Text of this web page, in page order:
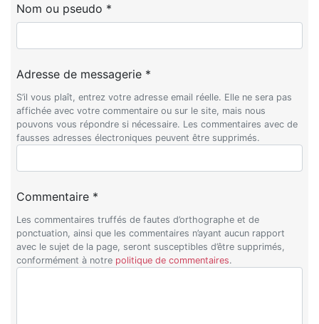
Nom ou pseudo *
Adresse de messagerie *
S’il vous plaît, entrez votre adresse email réelle. Elle ne sera pas
affichée avec votre commentaire ou sur le site, mais nous
pouvons vous répondre si nécessaire. Les commentaires avec de
fausses adresses électroniques peuvent être supprimés.
Commentaire *
Les commentaires truffés de fautes d’orthographe et de
ponctuation, ainsi que les commentaires n’ayant aucun rapport
avec le sujet de la page, seront susceptibles d’être supprimés,
conformément à notre politique de commentaires.